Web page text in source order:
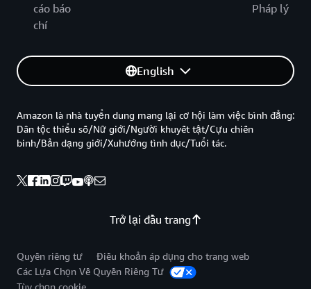
cáo báo
chí
Pháp lý
English
Trở lại đầu trang
Amazon là nhà tuyển dung mang lại cơ hội làm việc bình đẳng:
Dân tộc thiểu số/Nữ giới/Người khuyết tật/Cựu chiến
binh/Bản dạng giới/Xuhướng tình dục/Tuổi tác.
Quyền riêng tư
Điều khoản áp dụng cho trang web
Các Lựa Chọn Về Quyền Riêng Tư